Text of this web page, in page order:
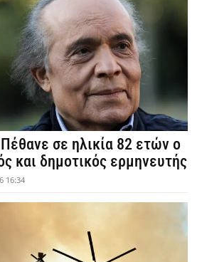
σε ηλικία 82 ετών ο
και δημοτικός ερμηνευτής
16:34